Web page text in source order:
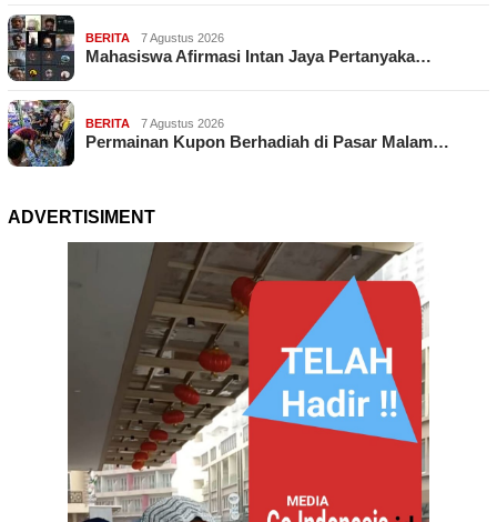
BERITA 7 Agustus 2026
Mahasiswa Afirmasi Intan Jaya Pertanyaka…
BERITA 7 Agustus 2026
Permainan Kupon Berhadiah di Pasar Malam…
ADVERTISIMENT